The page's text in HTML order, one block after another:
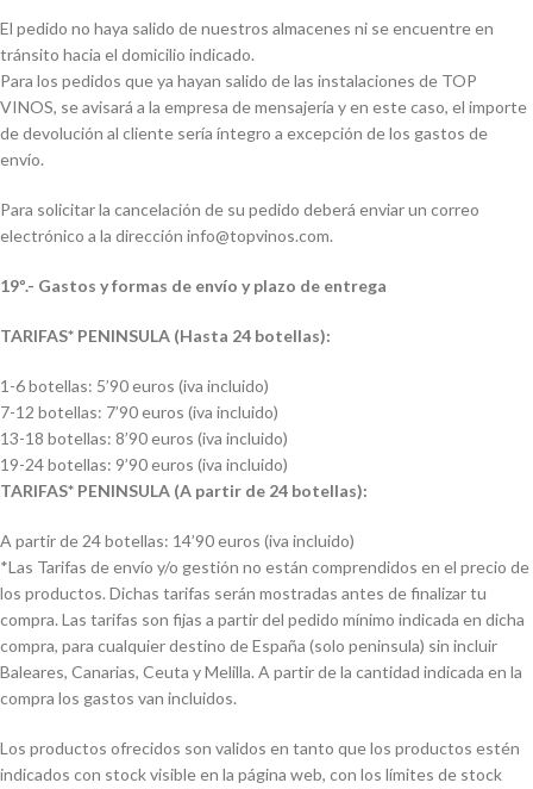
El pedido no haya salido de nuestros almacenes ni se encuentre en
tránsito hacia el domicilio indicado.
Para los pedidos que ya hayan salido de las instalaciones de TOP
VINOS, se avisará a la empresa de mensajería y en este caso, el importe
de devolución al cliente sería íntegro a excepción de los gastos de
envío.
Para solicitar la cancelación de su pedido deberá enviar un correo
electrónico a la dirección info@topvinos.com.
19º.- Gastos y formas de envío y plazo de entrega
TARIFAS* PENINSULA (Hasta 24 botellas):
1-6 botellas: 5’90 euros (iva incluido)
7-12 botellas: 7’90 euros (iva incluido)
13-18 botellas: 8’90 euros (iva incluido)
19-24 botellas: 9’90 euros (iva incluido)
TARIFAS* PENINSULA (A partir de 24 botellas):
A partir de 24 botellas: 14’90 euros (iva incluido)
*Las Tarifas de envío y/o gestión no están comprendidos en el precio de
los productos. Dichas tarifas serán mostradas antes de finalizar tu
compra. Las tarifas son fijas a partir del pedido mínimo indicada en dicha
compra, para cualquier destino de España (solo peninsula) sin incluir
Baleares, Canarias, Ceuta y Melilla. A partir de la cantidad indicada en la
compra los gastos van incluidos.
Los productos ofrecidos son validos en tanto que los productos estén
indicados con stock visible en la página web, con los límites de stock